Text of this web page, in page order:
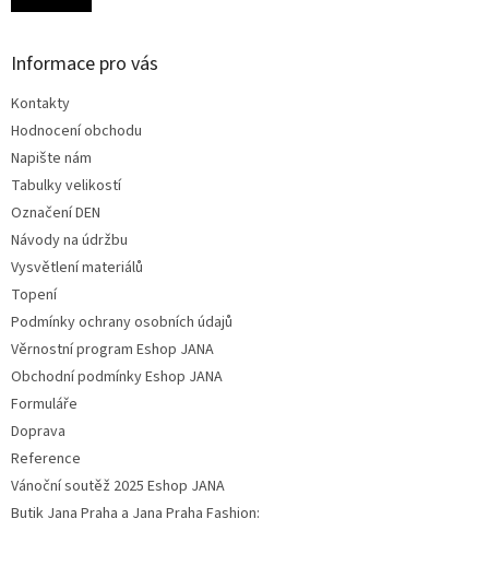
Informace pro vás
Kontakty
Hodnocení obchodu
Napište nám
Tabulky velikostí
Označení DEN
Návody na údržbu
Vysvětlení materiálů
Topení
Podmínky ochrany osobních údajů
Věrnostní program Eshop JANA
Obchodní podmínky Eshop JANA
Formuláře
Doprava
Reference
Vánoční soutěž 2025 Eshop JANA
Butik Jana Praha a Jana Praha Fashion: